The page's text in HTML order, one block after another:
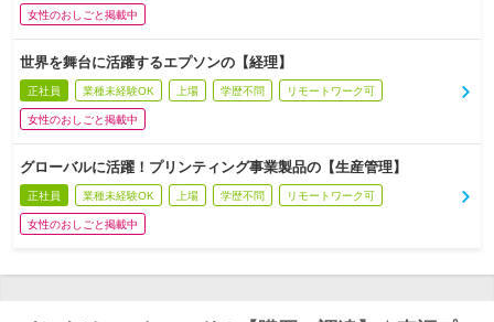
女性のおしごと掲載中
世界を舞台に活躍するエプソンの【経理】
正社員 業種未経験OK 上場 学歴不問 リモートワーク可
女性のおしごと掲載中
グローバルに活躍！プリンティング事業製品の【生産管理】
正社員 業種未経験OK 上場 学歴不問 リモートワーク可
女性のおしごと掲載中